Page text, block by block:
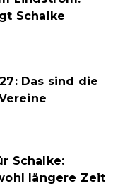
Schalke
Das sind die
Schalke:
längere Zeit